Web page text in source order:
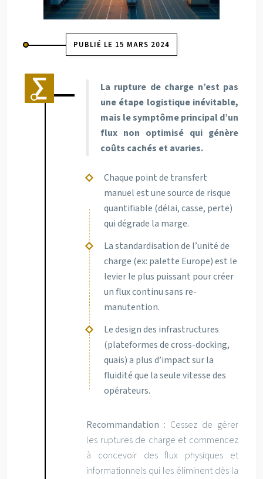
PUBLIÉ LE 15 MARS 2024
La rupture de charge n’est pas
une étape logistique inévitable,
mais le symptôme principal d’un
flux non optimisé qui génère
coûts cachés et avaries.
Chaque point de transfert
manuel est une source de risque
quantifiable (délai, casse, perte)
qui dégrade la marge.
La standardisation de l’unité de
charge (ex: palette Europe) est le
levier le plus puissant pour créer
un flux continu sans re-
manutention.
Le design des infrastructures
(plateformes de cross-docking,
quais) a plus d’impact sur la
fluidité que la seule vitesse des
opérateurs.
Recommandation : Cessez de gérer
les ruptures de charge et commencez
à concevoir des flux physiques et
informationnels qui les éliminent dès la